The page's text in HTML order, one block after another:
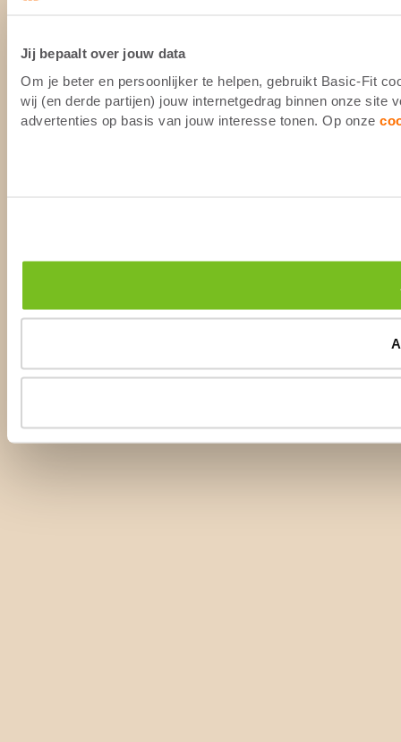
Jij bepaalt over jouw data
Om je beter en persoonlijker te helpen, gebruikt Basic-Fit
wij (en derde partijen) jouw internetgedrag binnen onze site
advertenties op basis van jouw interesse tonen. Op onze